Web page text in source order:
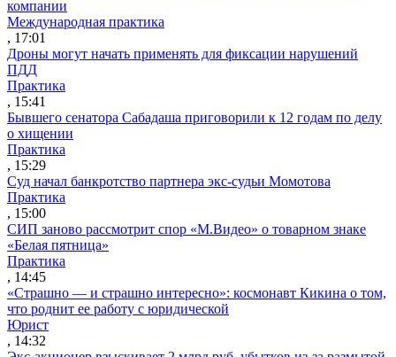
компании
Международная практика
, 17:01
Дроны могут начать применять для фиксации нарушений
ПДД
Практика
, 15:41
Бывшего сенатора Сабадаша приговорили к 12 годам по делу
о хищении
Практика
, 15:29
Суд начал банкротство партнера экс-судьи Момотова
Практика
, 15:00
СИП заново рассмотрит спор «М.Видео» о товарном знаке
«Белая пятница»
Практика
, 14:45
«Страшно — и страшно интересно»: космонавт Кикина о том,
что роднит ее работу с юридической
Юрист
, 14:32